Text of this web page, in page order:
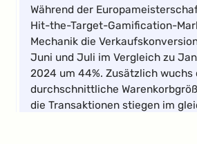
Während der
Hit-the-Target-Gamification-
Mechanik die
Juni und Juli im Vergleich zu
2024 um 44%. Zusätzlich wuchs
durchschnittliche
die Transaktionen stiegen im